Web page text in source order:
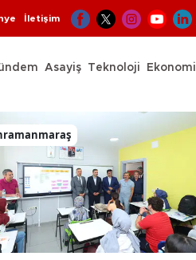
İletişim
Asayiş Teknoloji Ekonomi